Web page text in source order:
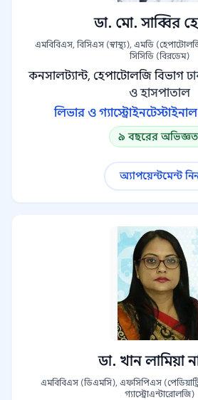
ডা. মো. সাব্বির
এমবিবিএস, বিসিএস (স্বাস্থ্য), এমডি
সিসিডি (বিরডেম)
কনসালট্যান্ট, হেপাটোলজি বিভাগ
ও হাসপাতাল
লিভার ও
৯ বছরের
অ্যাপয়েন্টমেন্ট
ডা. খান লামিয়া
এমবিবিএস (ডিএমসি), এফসিপিএস
গ্যাস্ট্রোএন্টারোলজি)